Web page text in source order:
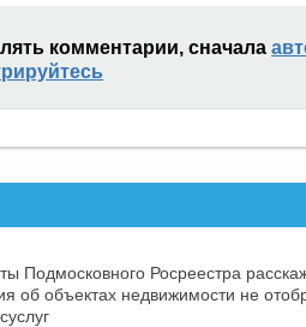
комментарии, сначала
Подмосковного Росреестра
об объектах недвижимости не